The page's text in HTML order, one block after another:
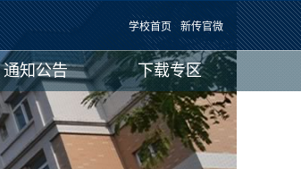
学校首页 新传官微
通知公告 下载专区